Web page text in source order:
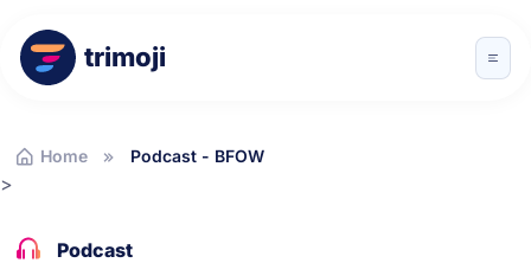
trimoji
Home Podcast - BFOW
>
Podcast